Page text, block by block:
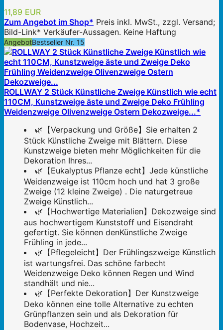
11,89 EUR
Zum Angebot im Shop* Preis inkl. MwSt., zzgl. Versand;
Bild-Link* Verkäufer-Aussagen. Keine Haftung
AngebotBestseller Nr. 15
ROLLWAY 2 Stück Künstliche Zweige Künstlich wie echt
110CM, Kunstzweige äste und Zweige Deko Frühling
Weidenzweige Olivenzweige Ostern Dekozweige...*
🌿【Verpackung und Größe】Sie erhalten 2
Stück Künstliche Zweige mit Blättern. Diese
Kunstzweige bieten mehr Möglichkeiten für die
Dekoration Ihres...
🌿【Eukalyptus Pflanze echt】Jede künstliche
Weidenzweige ist 110cm hoch und hat 3 große
Zweige (12 kleine Zweige) . Die naturgetreue
Zweige Künstlich...
🌿【Hochwertige Materialien】Dekozweige sind
aus hochwertigem Kunststoff und Eisendraht
gefertigt. Sie können denKünstliche Zweige
Frühling in jede...
🌿【Pflegeleicht】Der Frühlingszweige Künstlich
ist wartungsfrei. Das schöne farbecht
Weidenzweige Deko können Regen und Wind
standhält und nie...
🌿【Perfekte Dekoration】Der Kunstzweige
Deko können eine tolle Alternative zu echten
Grünpflanzen sein und als Dekoration für
Bodenvase, Hochzeit...